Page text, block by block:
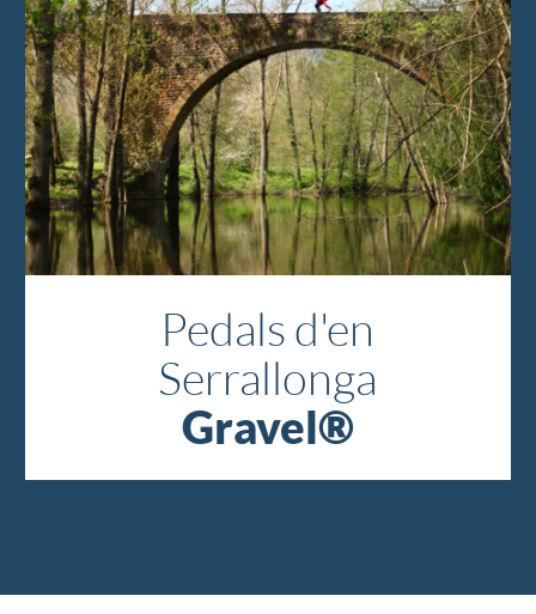
Pedals d'en
Serrallonga
Gravel®